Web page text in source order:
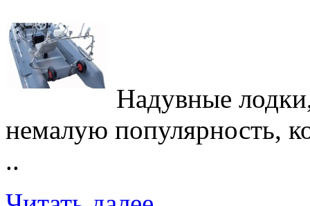
Надувные
немалую популярность,
..